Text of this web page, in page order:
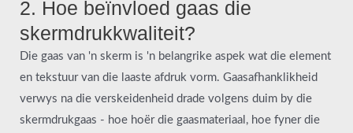
2. Hoe beïnvloed gaas die
skermdrukkwaliteit?
Die gaas van 'n skerm is 'n belangrike aspek wat die element
en tekstuur van die laaste afdruk vorm. Gaasafhanklikheid
verwys na die verskeidenheid drade volgens duim by die
skermdrukgaas - hoe hoër die gaasmateriaal, hoe fyner die